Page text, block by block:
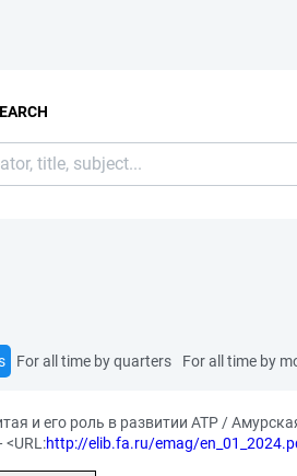
For all time by quarters For all time by
и его роль в развитии АТР /
http://elib.fa.ru/emag/